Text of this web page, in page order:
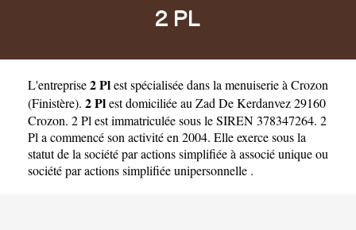
2 PL
L'entreprise2 Plestspécialisée dans la menuiserie à Crozon
(Finistère). 2 Plest domiciliée au Zad De Kerdanvez 29160
Crozon. 2 Pl est immatriculée sous le SIREN 378347264. 2
Pl a commencé son activité en 2004. Elle exerce sous la
statut de la société par actions simplifiée à associé unique ou
société par actions simplifiée unipersonnelle .